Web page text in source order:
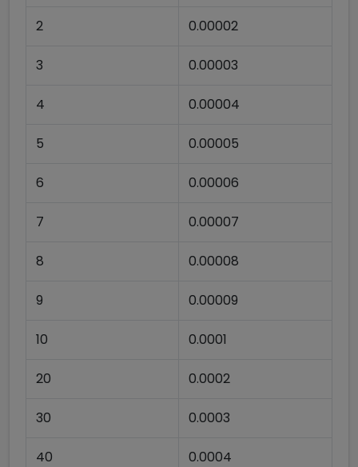
2 0.00002
3 0.00003
4 0.00004
5 0.00005
6 0.00006
7 0.00007
8 0.00008
9 0.00009
10 0.0001
20 0.0002
30 0.0003
40 0.0004